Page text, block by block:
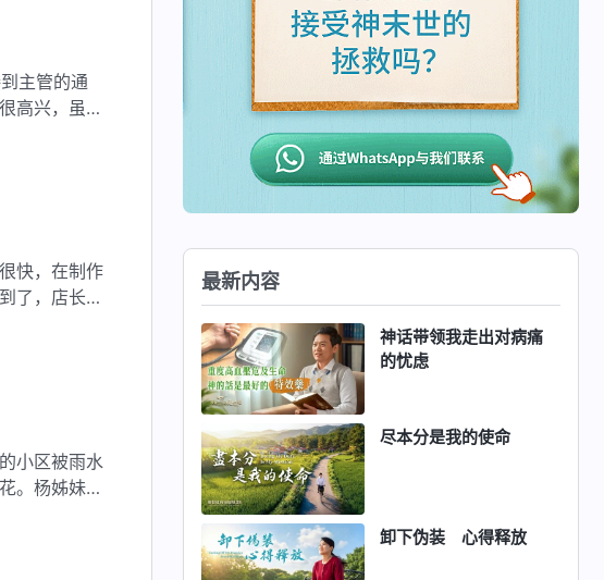
主管的通
高兴，虽然
快，在制作
了，店长看
小区被雨水
。杨姊妹、
最新内容
神话带领我走出对病痛
的忧虑
尽本分是我的使命
卸下伪装 心得释放